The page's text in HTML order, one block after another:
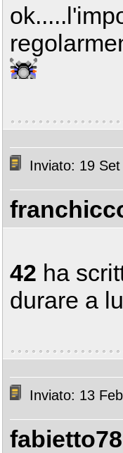
Inviato: 19
42 ha
durare a
Inviato: 13
fabietto78